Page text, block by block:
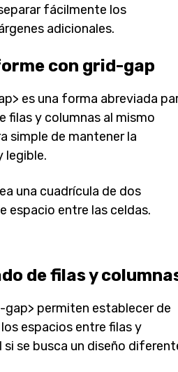
fácilmente los
adicionales.
con grid-gap
es una forma abreviada
filas y columnas al mismo
simple de mantener la
legible.
una cuadrícula de dos
espacio entre las celdas.
de filas y
gap> permiten establecer de
espacios entre filas y
se busca un diseño